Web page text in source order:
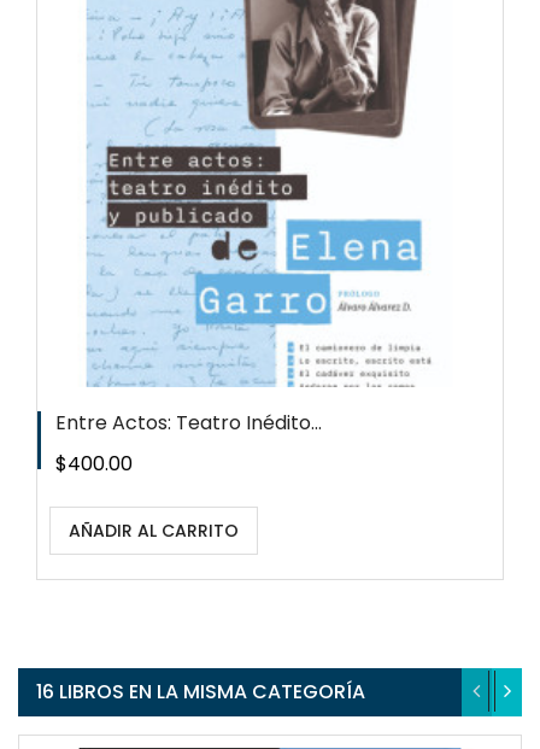
Entre Actos: Teatro Inédito...
Precio
$400.00
AÑADIR AL CARRITO
16 LIBROS EN LA MISMA CATEGORÍA